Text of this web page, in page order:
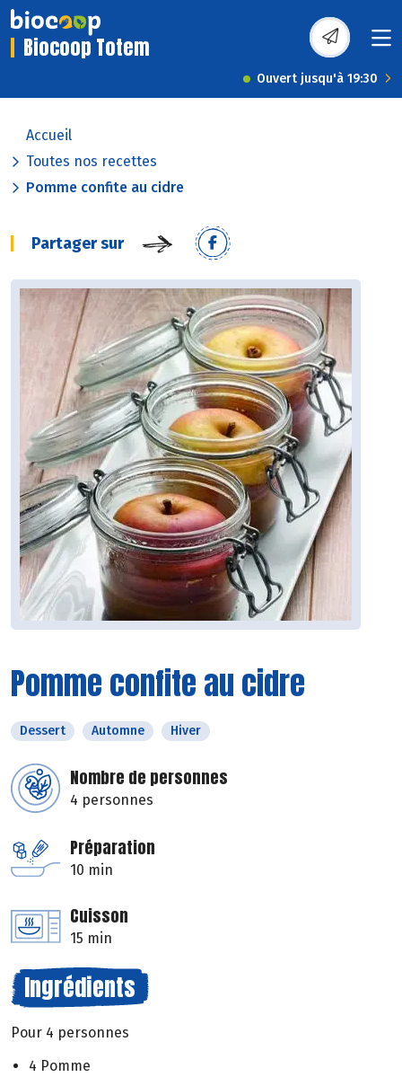
Biocoop Totem
Ouvert jusqu'à 19:30
Accueil
Toutes nos recettes
Pomme confite au cidre
Partager sur
Pomme confite au cidre
Dessert Automne Hiver
Nombre de personnes
4 personnes
Préparation
10 min
Cuisson
15 min
Ingrédients
Pour 4 personnes
4 Pomme